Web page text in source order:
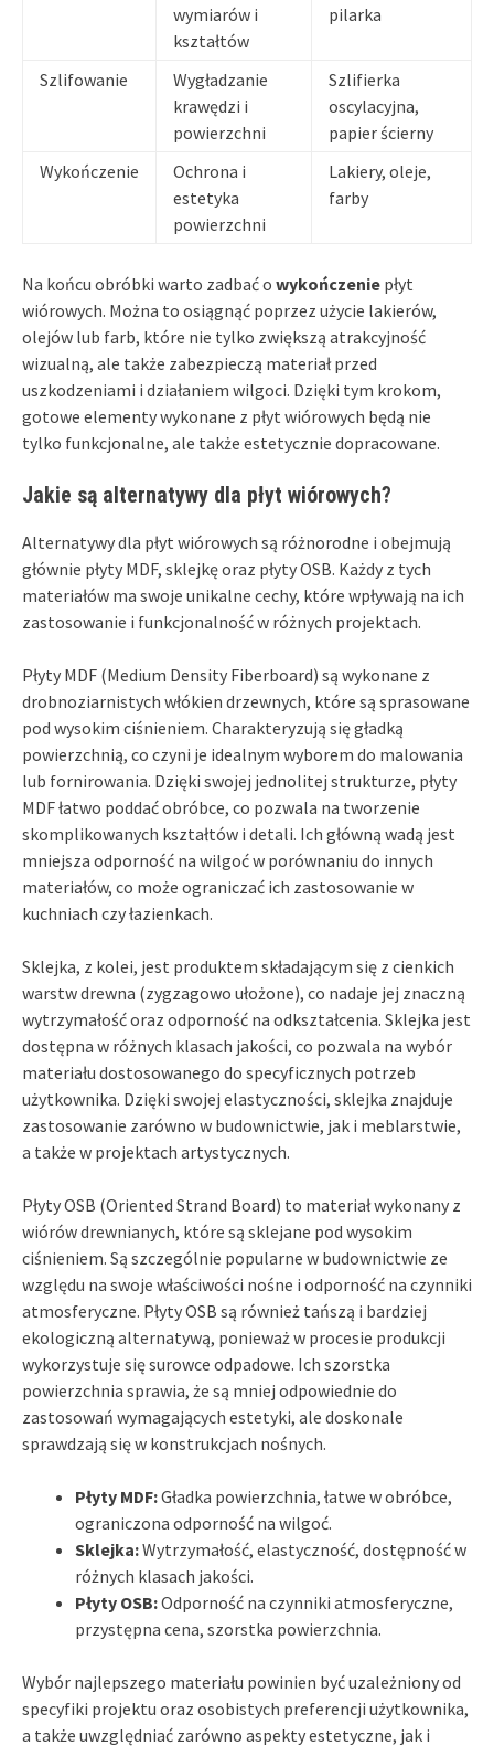
wymiarów i
kształtów
pilarka
Szlifowanie
Wygładzanie
krawędzi i
powierzchni
Szlifierka
oscylacyjna,
papier ścierny
Wykończenie
Ochrona i
estetyka
powierzchni
Lakiery, oleje,
farby
Na końcu obróbki warto zadbać o wykończenie płyt
wiórowych. Można to osiągnąć poprzez użycie lakierów,
olejów lub farb, które nie tylko zwiększą atrakcyjność
wizualną, ale także zabezpieczą materiał przed
uszkodzeniami i działaniem wilgoci. Dzięki tym krokom,
gotowe elementy wykonane z płyt wiórowych będą nie
tylko funkcjonalne, ale także estetycznie dopracowane.
Jakie są alternatywy dla płyt wiórowych?
Alternatywy dla płyt wiórowych są różnorodne i obejmują
głównie płyty MDF, sklejkę oraz płyty OSB. Każdy z tych
materiałów ma swoje unikalne cechy, które wpływają na ich
zastosowanie i funkcjonalność w różnych projektach.
Płyty MDF (Medium Density Fiberboard) są wykonane z
drobnoziarnistych włókien drzewnych, które są sprasowane
pod wysokim ciśnieniem. Charakteryzują się gładką
powierzchnią, co czyni je idealnym wyborem do malowania
lub fornirowania. Dzięki swojej jednolitej strukturze, płyty
MDF łatwo poddać obróbce, co pozwala na tworzenie
skomplikowanych kształtów i detali. Ich główną wadą jest
mniejsza odporność na wilgoć w porównaniu do innych
materiałów, co może ograniczać ich zastosowanie w
kuchniach czy łazienkach.
Sklejka, z kolei, jest produktem składającym się z cienkich
warstw drewna (zygzagowo ułożone), co nadaje jej znaczną
wytrzymałość oraz odporność na odkształcenia. Sklejka jest
dostępna w różnych klasach jakości, co pozwala na wybór
materiału dostosowanego do specyficznych potrzeb
użytkownika. Dzięki swojej elastyczności, sklejka znajduje
zastosowanie zarówno w budownictwie, jak i meblarstwie,
a także w projektach artystycznych.
Płyty OSB (Oriented Strand Board) to materiał wykonany z
wiórów drewnianych, które są sklejane pod wysokim
ciśnieniem. Są szczególnie popularne w budownictwie ze
względu na swoje właściwości nośne i odporność na czynniki
atmosferyczne. Płyty OSB są również tańszą i bardziej
ekologiczną alternatywą, ponieważ w procesie produkcji
wykorzystuje się surowce odpadowe. Ich szorstka
powierzchnia sprawia, że są mniej odpowiednie do
zastosowań wymagających estetyki, ale doskonale
sprawdzają się w konstrukcjach nośnych.
Płyty MDF:Gładka powierzchnia, łatwe w obróbce,
ograniczona odporność na wilgoć.
Sklejka:Wytrzymałość, elastyczność, dostępność w
różnych klasach jakości.
Płyty OSB:Odporność na czynniki atmosferyczne,
przystępna cena, szorstka powierzchnia.
Wybór najlepszego materiału powinien być uzależniony od
specyfiki projektu oraz osobistych preferencji użytkownika,
a także uwzględniać zarówno aspekty estetyczne, jak i